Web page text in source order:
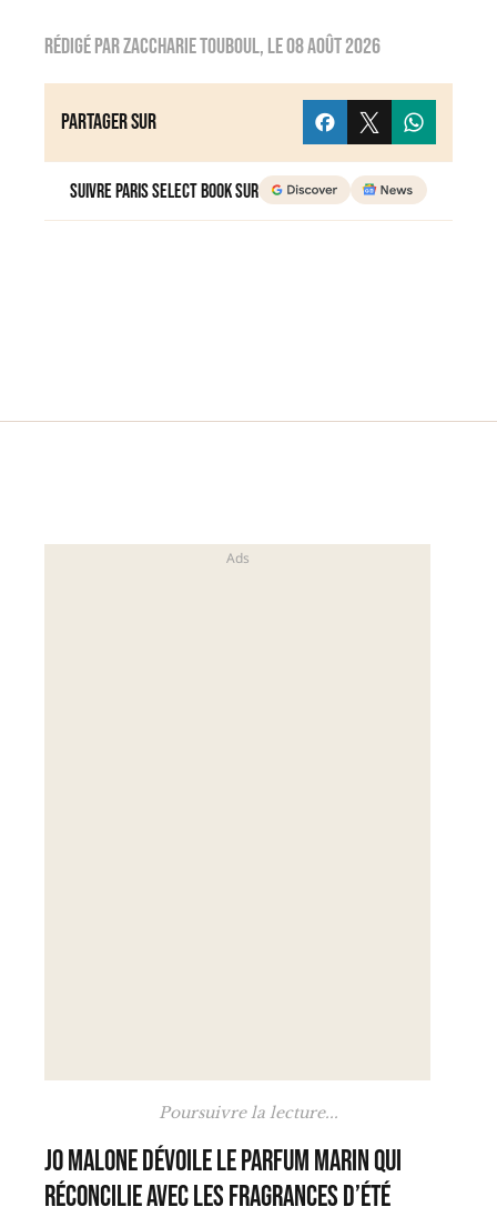
Rédigé parzaccharie touboul, le08 août 2026
Partager sur
Suivre Paris Select Book sur
Poursuivre la lecture...
Jo Malone dévoile le parfum marin qui
réconcilie avec les fragrances d’été